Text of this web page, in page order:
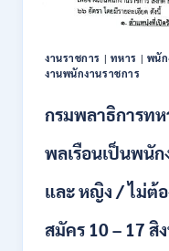
งานราชการ | ทหาร | พนัก
งานพนักงานราชการ
กรมพลาธิการท
พลเรือนเป็นพนัก
และ หญิง / ไม่ต้
สมัคร 10 – 17 สิ